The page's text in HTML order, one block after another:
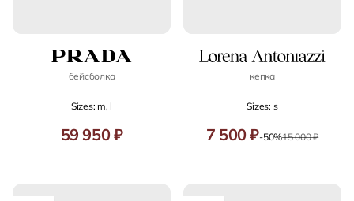
бейсболка
Sizes: m, l
59 950 ₽
кепка
Sizes: s
7 500 ₽-50%15 000 ₽